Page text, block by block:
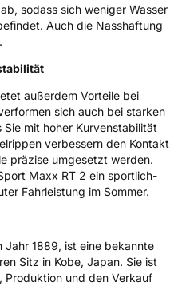
(GPSR)
Innovation Center, Avenue
Colmar-Berg Luxemburg,
sodass sich weniger Wasser
Auch die Nasshaftung
außerdem Vorteile bei
sich auch bei starken
mit hoher Kurvenstabilität
verbessern den Kontakt
präzise umgesetzt werden.
Maxx RT 2 ein sportlich-
Fahrleistung im Sommer.
Jahr 1889, ist eine bekannte
Sitz in Kobe, Japan. Sie ist
Produktion und den Verkauf